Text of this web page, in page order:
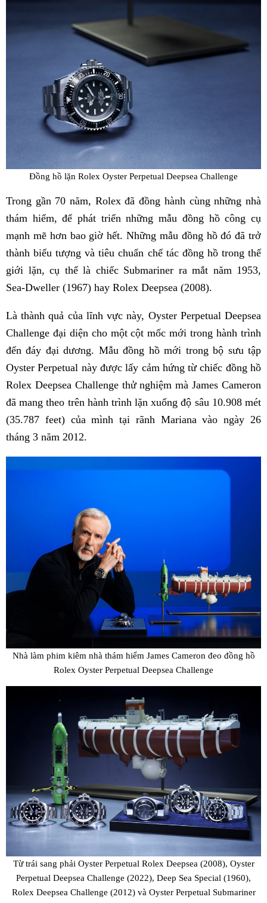
Đồng hồ lặn Rolex Oyster Perpetual Deepsea Challenge
Trong gần 70 năm, Rolex đã đồng hành cùng những nhà
thám hiểm, để phát triển những mẫu đồng hồ công cụ
mạnh mẽ hơn bao giờ hết. Những mẫu đồng hồ đó đã trở
thành biểu tượng và tiêu chuẩn chế tác đồng hồ trong thế
giới lặn, cụ thể là chiếc Submariner ra mắt năm 1953,
Sea-Dweller (1967) hay Rolex Deepsea (2008).
Là thành quả của lĩnh vực này, Oyster Perpetual Deepsea
Challenge đại diện cho một cột mốc mới trong hành trình
đến đáy đại dương. Mẫu đồng hồ mới trong bộ sưu tập
Oyster Perpetual này được lấy cảm hứng từ chiếc đồng hồ
Rolex Deepsea Challenge thử nghiệm mà James Cameron
đã mang theo trên hành trình lặn xuống độ sâu 10.908 mét
(35.787 feet) của mình tại rãnh Mariana vào ngày 26
tháng 3 năm 2012.
Nhà làm phim kiêm nhà thám hiểm James Cameron đeo đồng hồ
Rolex Oyster Perpetual Deepsea Challenge
Từ trái sang phải Oyster Perpetual Rolex Deepsea (2008), Oyster
Perpetual Deepsea Challenge (2022), Deep Sea Special (1960),
Rolex Deepsea Challenge (2012) và Oyster Perpetual Submariner